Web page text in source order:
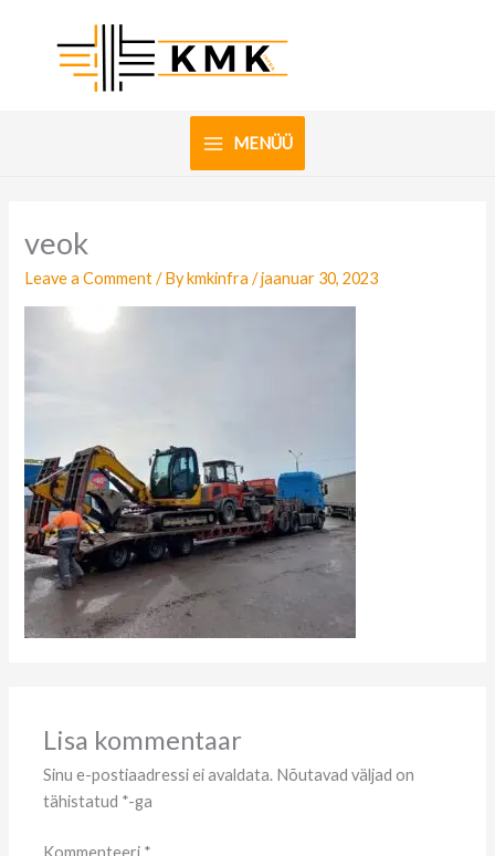
MENÜÜ
veok
Leave a Comment / Bykmkinfra/jaanuar 30, 2023
Lisa kommentaar
Sinu e-postiaadressi ei avaldata. Nõutavad väljad on
tähistatud *-ga
Kommenteeri *